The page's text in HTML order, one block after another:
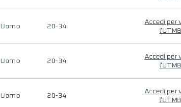
Uomo 20-34
Accedi per
Uomo 20-34
Accedi per
Uomo 20-34
Accedi per